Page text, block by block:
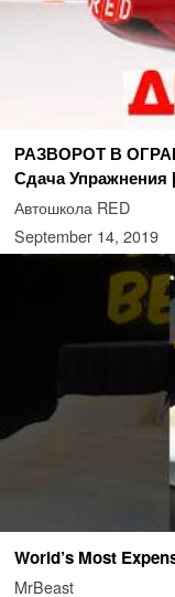
РАЗВОРОТ В
Сдача Упражнения
Автошкола RED
September 14, 2019
World’s Most
MrBeast